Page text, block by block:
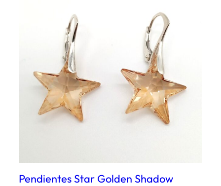
Pendientes Star Golden Shadow